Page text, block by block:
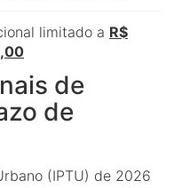
limitado a R$
de
de
(IPTU) de 2026